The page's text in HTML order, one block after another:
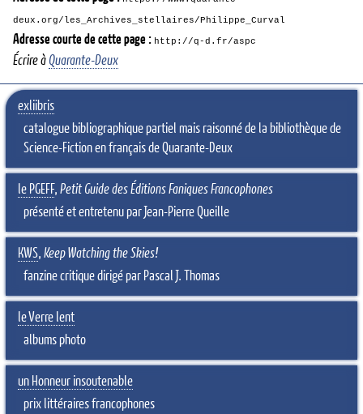
deux.org/les_Archives_stellaires/Philippe_Curval
Adresse courte de cette page : http://q-d.fr/aspc
Écrire à Quarante-Deux
exliibris
catalogue bibliographique partiel mais raisonné de la bibliothèque de
Science-Fiction en français de Quarante-Deux
le PGEFF, Petit Guide des Éditions Faniques Francophones
présenté et entretenu par Jean-Pierre Queille
KWS, Keep Watching the Skies!
fanzine critique dirigé par Pascal J. Thomas
le Verre lent
albums photo
un Honneur insoutenable
prix littéraires francophones